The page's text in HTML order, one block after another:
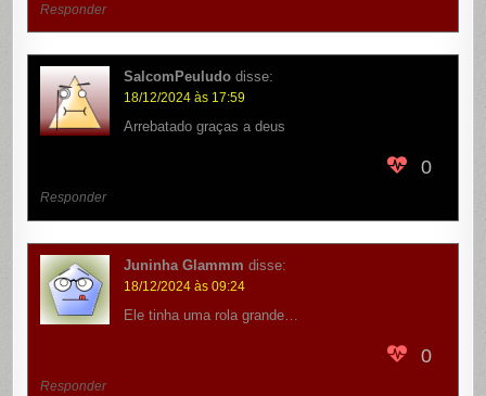
Responder
SalcomPeuludo disse:
18/12/2024 às 17:59
Arrebatado graças a deus
0
Responder
Juninha Glammm disse:
18/12/2024 às 09:24
Ele tinha uma rola grande…
0
Responder